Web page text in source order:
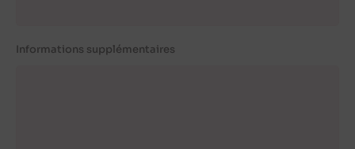
Informations supplémentaires